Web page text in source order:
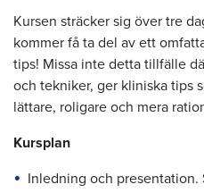
Kursen sträcker sig över tre
kommer få ta del av ett
tips! Missa inte detta tillfälle
och tekniker, ger kliniska tips
lättare, roligare och mera
Kursplan
Inledning och presentation.